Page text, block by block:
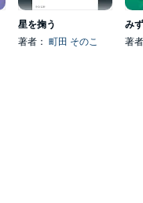
星を掬う
著者： 町田 そのこ
み
著